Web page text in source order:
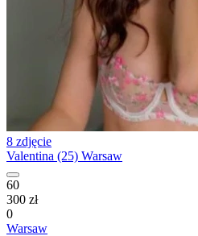
8 zdjęcie
Valentina (25) Warsaw
60
300 zł
0
Warsaw